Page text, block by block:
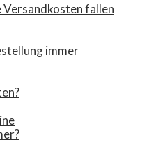
fallen
immer